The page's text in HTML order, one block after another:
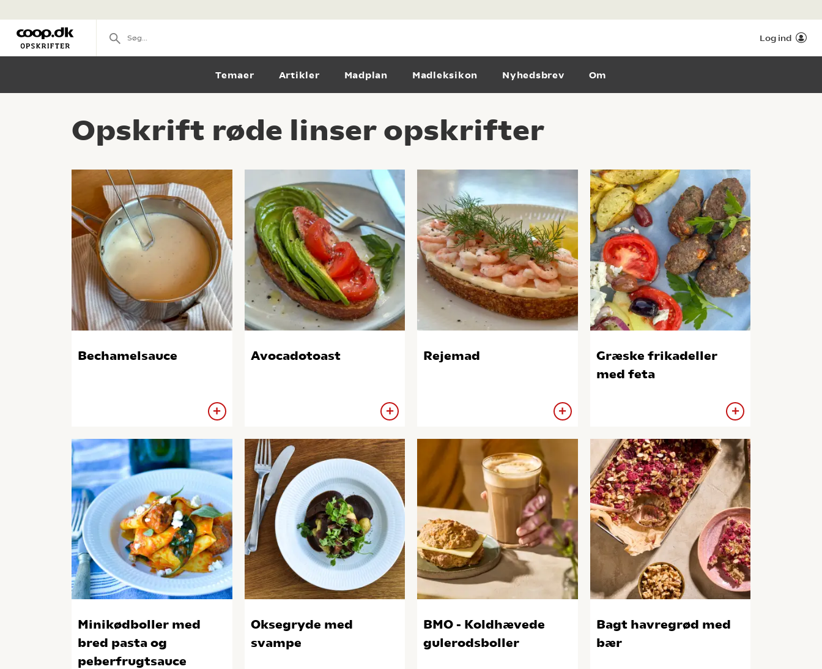
Log ind
Temaer Artikler Madplan Madleksikon Nyhedsbrev Om
Opskrift røde linser opskrifter
Bechamelsauce Avocadotoast Rejemad
Græske frikadeller
med feta
Minikødboller med
bred pasta og
peberfrugtsauce
Oksegryde med
svampe
BMO - Koldhævede
gulerodsboller
Bagt havregrød med
bær